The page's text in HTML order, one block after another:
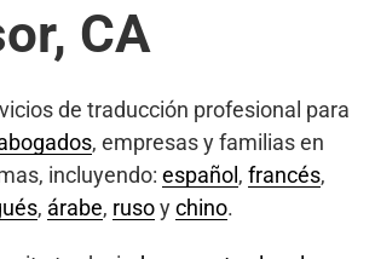
CA
de traducción profesional para
, empresas y familias en
incluyendo: español , francés,
, árabe, rusoychino.